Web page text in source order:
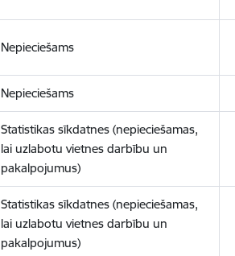
Nepieciešams
Nepieciešams
Statistikas sīkdatnes (nepieciešamas,
lai uzlabotu vietnes darbību un
pakalpojumus)
Statistikas sīkdatnes (nepieciešamas,
lai uzlabotu vietnes darbību un
pakalpojumus)